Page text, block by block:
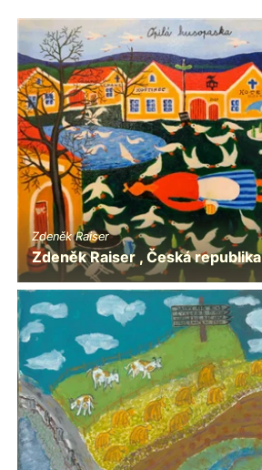
Zdeněk Raiser
Zdeněk Raiser , Česká republika